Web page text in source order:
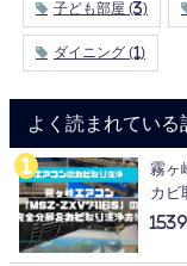
子ども部屋 (3)
ダイニング (1)
よく読まれている
霧ヶ
カビ